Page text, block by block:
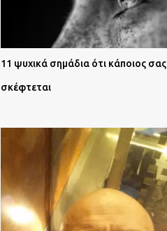
11 ψυχικά σημάδια ότι κάποιος σας
σκέφτεται